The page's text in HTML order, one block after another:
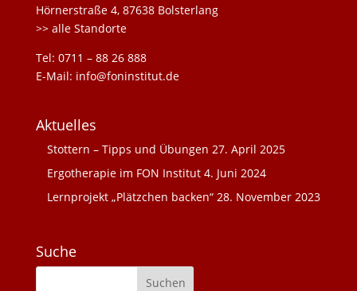
Hörnerstraße 4, 87638 Bolsterlang
>> alle Standorte
Tel: 0711 – 88 26 888
E-Mail: info@foninstitut.de
Aktuelles
Stottern – Tipps und Übungen 27. April 2025
Ergotherapie im FON Institut 4. Juni 2024
Lernprojekt „Plätzchen backen“ 28. November 2023
Suche